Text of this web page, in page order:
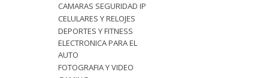
CAMARAS SEGURIDAD IP
CELULARES Y RELOJES
DEPORTES Y FITNESS
ELECTRONICA PARA EL
AUTO
FOTOGRAFIA Y VIDEO